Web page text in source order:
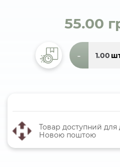
55.00
-
Товар доступний для
Новою поштою